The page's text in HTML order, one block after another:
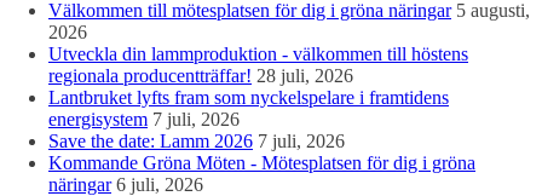
Välkommen till mötesplatsen för dig i gröna näringar 5 augusti,
2026
Utveckla din lammproduktion - välkommen till höstens
regionala producentträffar! 28 juli, 2026
Lantbruket lyfts fram som nyckelspelare i framtidens
energisystem 7 juli, 2026
Save the date: Lamm 2026 7 juli, 2026
Kommande Gröna Möten - Mötesplatsen för dig i gröna
näringar 6 juli, 2026